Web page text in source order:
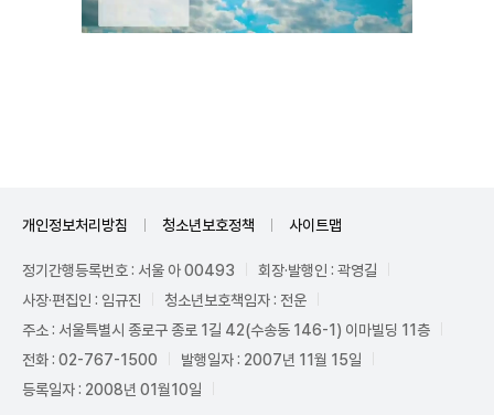
개인정보처리방침 청소년보호정책 사이트맵
정기간행등록번호 : 서울 아 00493
회장·발행인 : 곽영길
사장·편집인 : 임규진
청소년보호책임자 : 전운
주소 : 서울특별시 종로구 종로 1길 42(수송동 146-1) 이마빌딩 11층
전화 : 02-767-1500
발행일자 : 2007년 11월 15일
등록일자 : 2008년 01월10일